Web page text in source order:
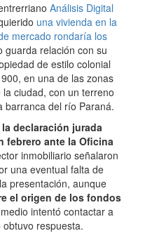
Análisis Digital
una vivienda en la
mercado rondaría los
guarda relación con su
de estilo colonial
en una de las zonas
ciudad, con un terreno
barranca del río Paraná.
declaración jurada
febrero ante la Oficina
inmobiliario señalaron
una eventual falta de
presentación, aunque
el origen de los fondos
intentó contactar a
respuesta.